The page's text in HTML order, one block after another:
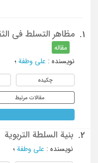
1. مظاهر التسلط فی
مقاله
نویسنده : علی وطفة ؛
چکیده
مقالات مرتبط
2. بنیة السلطة التربویة
نویسنده : علی وطفة ؛